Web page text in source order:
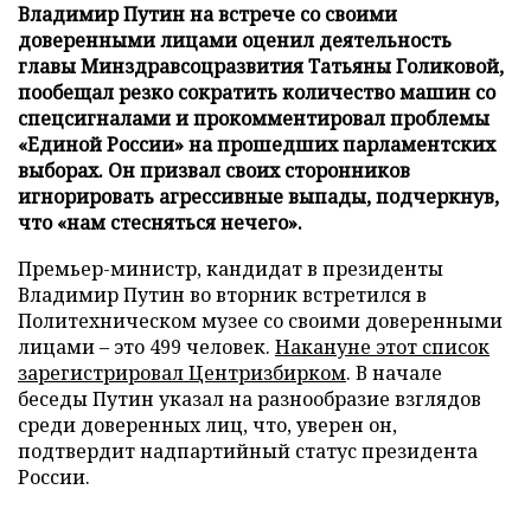
Владимир Путин на встрече со своими
доверенными лицами оценил деятельность
главы Минздравсоцразвития Татьяны Голиковой,
пообещал резко сократить количество машин со
спецсигналами и прокомментировал проблемы
«Единой России» на прошедших парламентских
выборах. Он призвал своих сторонников
игнорировать агрессивные выпады, подчеркнув,
что «нам стесняться нечего».
Премьер-министр, кандидат в президенты
Владимир Путин во вторник встретился в
Политехническом музее со своими доверенными
лицами – это 499 человек. Накануне этот список
зарегистрировал Центризбирком. В начале
беседы Путин указал на разнообразие взглядов
среди доверенных лиц, что, уверен он,
подтвердит надпартийный статус президента
России.